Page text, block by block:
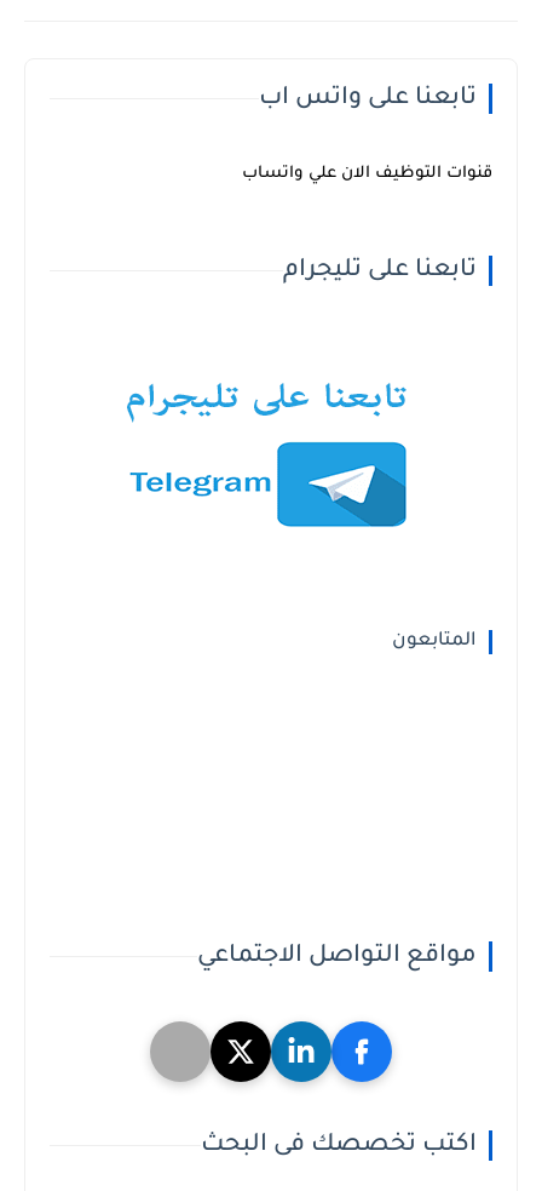
تابعنا على واتس اب
قنوات التوظيف الان علي واتساب
تابعنا على تليجرام
المتابعون
مواقع التواصل الاجتماعي
اكتب تخصصك فى البحث